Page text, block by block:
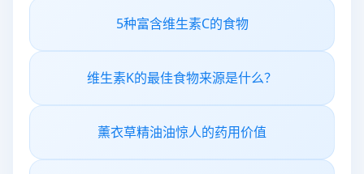
5种富含维生素C的食物
维生素K的最佳食物来源是什么？
薰衣草精油油惊人的药用价值